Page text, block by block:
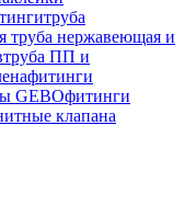
труба
труба нержавеющая и
труба ПП и
фитинги
GEBOфитинги
клапана